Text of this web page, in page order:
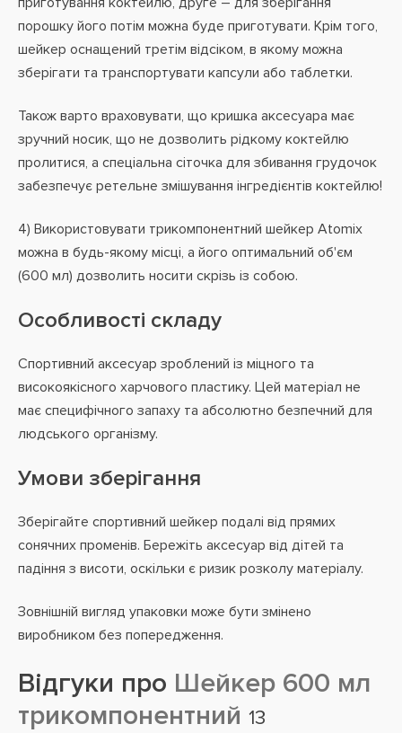
порошку його потім можна буде приготувати. Крім того,
шейкер оснащений третім відсіком, в якому можна
зберігати та транспортувати капсули або таблетки.
Також варто враховувати, що кришка аксесуара має
зручний носик, що не дозволить рідкому коктейлю
пролитися, а спеціальна сіточка для збивання грудочок
забезпечує ретельне змішування інгредієнтів коктейлю!
4) Використовувати трикомпонентний шейкер Atomix
можна в будь-якому місці, а його оптимальний об'єм
(600 мл) дозволить носити скрізь із собою.
Особливості складу
Спортивний аксесуар зроблений із міцного та
високоякісного харчового пластику. Цей матеріал не
має специфічного запаху та абсолютно безпечний для
людського організму.
Умови зберігання
Зберігайте спортивний шейкер подалі від прямих
сонячних променів. Бережіть аксесуар від дітей та
падіння з висоти, оскільки є ризик розколу матеріалу.
Зовнішній вигляд упаковки може бути змінено
виробником без попередження.
Відгуки про Шейкер 600 мл
трикомпонентний 13